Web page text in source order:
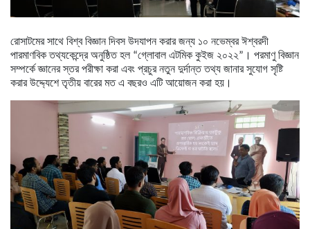
রোসাটমের সাথে বিশ্ব বিজ্ঞান দিবস উদযাপন করার জন্য ১০ নভেম্বর ঈশ্বরদী
পারমাণবিক তথ্যকেন্দ্রে অনুষ্ঠিতহল “গ্লোবাল এটমিক কুইজ ২০২২” । পরমাণু বিজ্ঞান
সম্পর্কে জ্ঞানের স্তর পরীক্ষা করা এবং প্রচুর নতুন দুর্দান্ত তথ্য জানার সুযোগ সৃষ্টি
করার উদ্দ্যেশে তৃতীয় বারের মত এ বছরও এটি আয়োজন করা হয়।